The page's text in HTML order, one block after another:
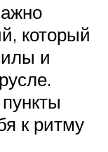
который
и
к ритму